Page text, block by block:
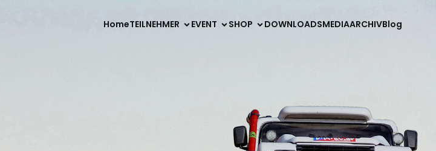
HomeTEILNEHMER EVENT SHOP DOWNLOADSMEDIAARCHIVBlog